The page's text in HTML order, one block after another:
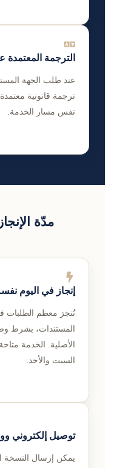
الترجمة المعتمدة
عند طلب الجهة
ترجمة قانونية
نفس مسار الخدمة.
مدّة
إنجاز في اليوم
تُنجز معظم الطلبات
المستندات، بشرط
السبت والأحد.
توصيل إلكتروني
يمكن إرسال النسخة